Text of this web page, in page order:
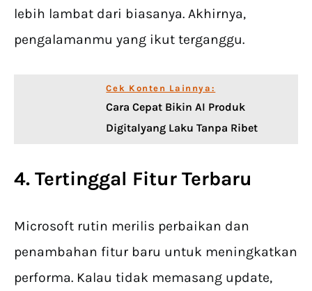
lebih lambat dari biasanya. Akhirnya,
pengalamanmu yang ikut terganggu.
Cek Konten Lainnya:
Cara Cepat Bikin AI Produk
Digitalyang Laku Tanpa Ribet
4. Tertinggal Fitur Terbaru
Microsoft rutin merilis perbaikan dan
penambahan fitur baru untuk meningkatkan
performa. Kalau tidak memasang update,